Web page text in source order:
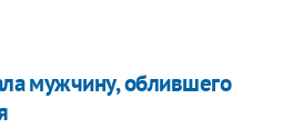
мужчину, облившего